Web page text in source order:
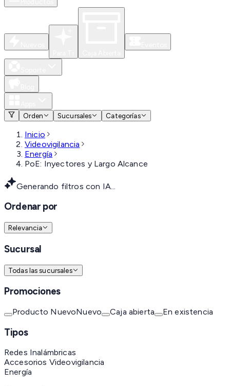
Orden
Sucursales Categorías
Inicio
Videovigilancia
Energía
PoE: Inyectores y Largo Alcance
Generando filtros con IA...
Ordenar por
Relevancia
Sucursal
Todas las sucursales
Promociones
Producto NuevoNuevo Caja abierta En existencia
Tipos
Redes Inalámbricas
Accesorios Videovigilancia
Energía